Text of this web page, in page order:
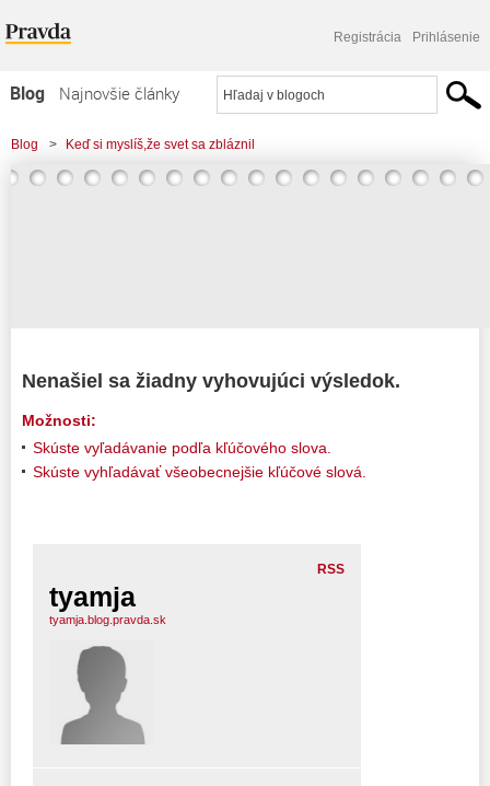
Registrácia Prihlásenie
Blog
Najnovšie články
Najčítanejšie články
Najkomentovanejšie články
Blog > Keď si myslíš,že svet sa zbláznil
Nenašiel sa žiadny vyhovujúci výsledok.
Možnosti:
Skúste vyľadávanie podľa kľúčového slova.
Skúste vyhľadávať všeobecnejšie kľúčové slová.
RSS
tyamja
tyamja.blog.pravda.sk